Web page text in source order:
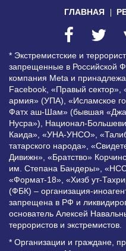
ГЛАВНАЯ
* Экстремистские и
запрещенные в Российской
компания Meta и
Facebook, «Правый сектор»,
армия» (УПА), «Исламское
Фатх аш-Шам» (бывшая
Нусра»), Национал-
Каида», «УНА-УНСО»,
татарского народа»,
Дивижн», «Братство»
им. Степана Бандеры»,
«Формат-18», «Хизб ут-
(ФБК) – организация-
запрещена в РФ и
основатель Алексей
террористов и экстремистов.
* Организации и граждане,